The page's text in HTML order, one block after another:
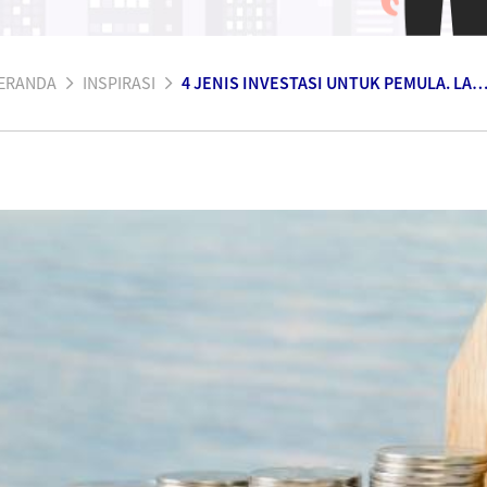
INSPIRASI 4 JENIS INVESTASI UNTUK PEMULA. LAYAK DICOBA!